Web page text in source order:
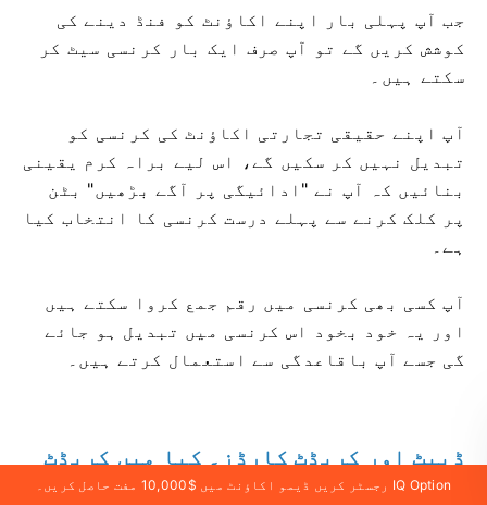
جب آپ پہلی بار اپنے اکاؤنٹ کو فنڈ دینے کی
کوشش کریں گے تو آپ صرف ایک بار کرنسی سیٹ کر
سکتے ہیں۔
آپ اپنے حقیقی تجارتی اکاؤنٹ کی کرنسی کو
تبدیل نہیں کر سکیں گے، اس لیے براہ کرم یقینی
بنائیں کہ آپ نے "ادائیگی پر آگے بڑھیں" بٹن
پر کلک کرنے سے پہلے درست کرنسی کا انتخاب کیا
ہے۔
آپ کسی بھی کرنسی میں رقم جمع کروا سکتے ہیں
اور یہ خود بخود اس کرنسی میں تبدیل ہو جائے
گی جسے آپ باقاعدگی سے استعمال کرتے ہیں۔
ڈیبٹ اور کریڈٹ کارڈز۔ کیا میں کریڈٹ
کارڈ کے ذریعے جمع کر سکتا ہوں؟
IQ Option رجسٹر کریں ڈیمو اکاؤنٹ میں $10,000 مفت حاصل کریں۔